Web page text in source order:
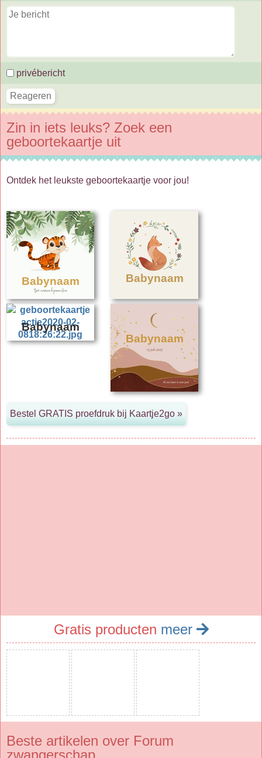
privébericht
Zin in iets leuks? Zoek een
geboortekaartje uit
Ontdek het leukste geboortekaartje voor jou!
Babynaam Babynaam
Babynaam
Babynaam
Gratis producten meer
Beste artikelen over Forum
zwangerschap